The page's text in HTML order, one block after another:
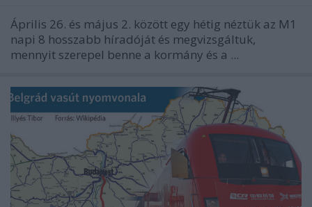
Április 26. és május 2. között egy hétig néztük az M1
napi 8 hosszabb híradóját és megvizsgáltuk,
mennyit szerepel benne a kormány és a ...